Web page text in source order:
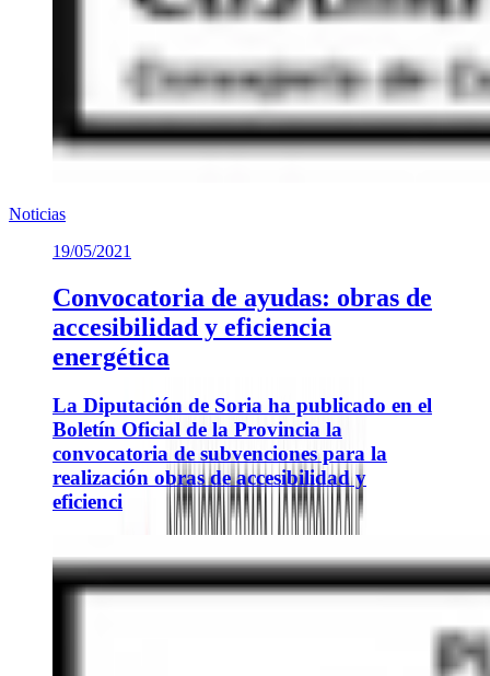
Noticias
19/05/2021
Convocatoria de ayudas: obras de
accesibilidad y eficiencia
energética
La Diputación de Soria ha publicado en el
Boletín Oficial de la Provincia la
convocatoria de subvenciones para la
realización obras de accesibilidad y
eficienci